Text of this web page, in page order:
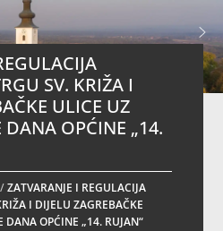
SV. KRIŽA I
ULICE UZ
DANA OPĆINE „14.
/ZATVARANJE I REGULACIJA
I DIJELU ZAGREBAČKE
DANA OPĆINE „14. RUJAN“